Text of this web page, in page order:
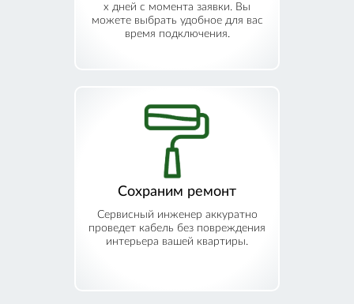
х дней с момента заявки. Вы
можете выбрать удобное для вас
время подключения.
Сохраним ремонт
Сервисный инженер аккуратно
проведет кабель без повреждения
интерьера вашей квартиры.